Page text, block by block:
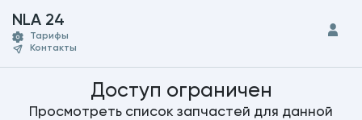
NLA 24
Тарифы
Контакты
Доступ ограничен
Просмотреть список запчастей для данной